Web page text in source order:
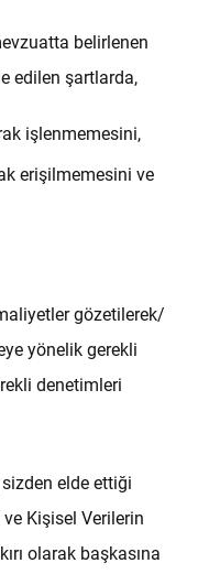
belirlenen
edilen şartlarda,
işlenmemesini,
erişilmemesini ve
gözetilerek/
yönelik gerekli
denetimleri
elde ettiği
Kişisel Verilerin
olarak başkasına